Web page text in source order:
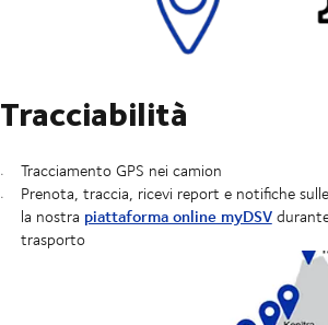
Tracciabilità
Tracciamento GPS nei camion
Prenota, traccia, ricevi report e notifiche
la nostra piattaforma online myDSV
trasporto